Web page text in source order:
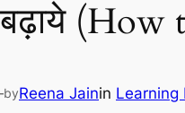
byReena Jainin Learning